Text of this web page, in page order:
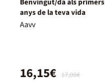
Benvingut/da als primers
anys de la teva vida
Aavv
17,00€
16,15€